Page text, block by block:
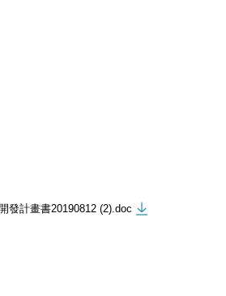
發計畫書20190812 (2).doc